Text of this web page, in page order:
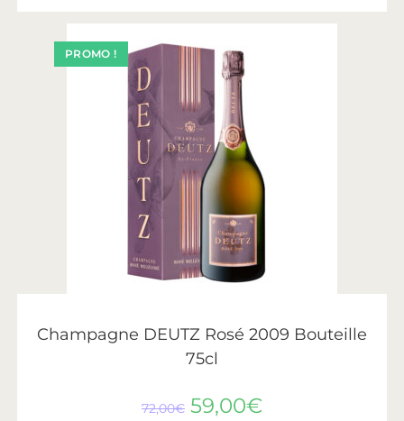
PROMO !
Champagne DEUTZ Rosé 2009 Bouteille
75cl
72,00€ 59,00€